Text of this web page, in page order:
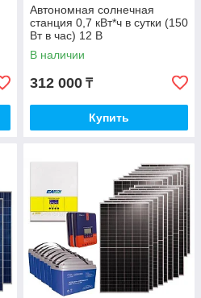
Автономная солнечная
станция 0,7 кВт*ч в сутки (150
Вт в час) 12 В
В наличии
312 000 ₸
Купить